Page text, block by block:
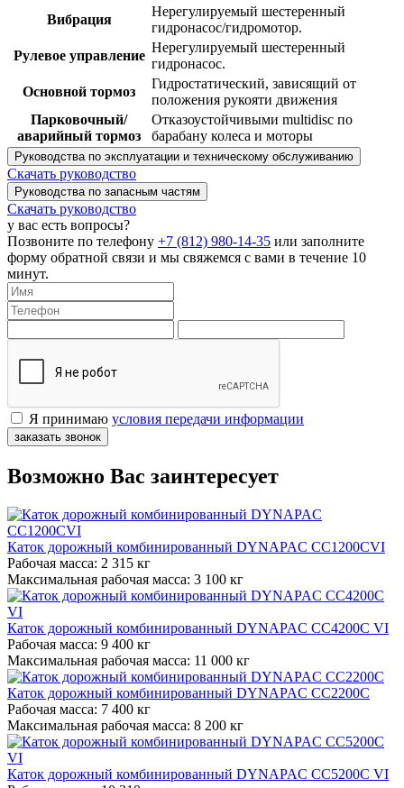
Вибрация
Нерегулируемый шестеренный
гидронасос/гидромотор.
Рулевое управление
Нерегулируемый шестеренный
гидронасос.
Основной тормоз
Гидростатический, зависящий от
положения рукояти движения
Парковочный/
аварийный тормоз
Отказоустойчивыми multidisc по
барабану колеса и моторы
Руководства по эксплуатации и техническому обслуживанию
Скачать руководство
Руководства по запасным частям
Скачать руководство
у вас есть вопросы?
Позвоните по телефону +7 (812) 980-14-35 или заполните
форму обратной связи и мы свяжемся с вами в течение 10
минут.
Я принимаю условия передачи информации
заказать звонок
Возможно Вас заинтересует
Каток дорожный комбинированный DYNAPAC CC1200CVI
Рабочая масса: 2 315 кг
Максимальная рабочая масса: 3 100 кг
Каток дорожный комбинированный DYNAPAC CC4200C VI
Рабочая масса: 9 400 кг
Максимальная рабочая масса: 11 000 кг
Каток дорожный комбинированный DYNAPAC CC2200C
Рабочая масса: 7 400 кг
Максимальная рабочая масса: 8 200 кг
Каток дорожный комбинированный DYNAPAC CC5200C VI